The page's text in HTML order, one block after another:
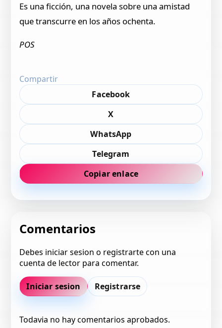
Es una ficción, una novela sobre una amistad
que transcurre en los años ochenta.
POS
Compartir
Facebook
X
WhatsApp
Telegram
Copiar enlace
Comentarios
Debes iniciar sesion o registrarte con una
cuenta de lector para comentar.
Iniciar sesion Registrarse
Todavia no hay comentarios aprobados.